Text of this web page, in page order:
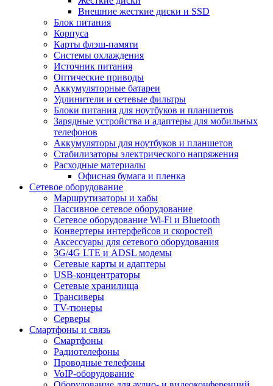
Внешние жесткие диски и SSD
Блок питания
Корпуса
Карты флэш-памяти
Системы охлаждения
Источник питания
Оптические приводы
Аккумуляторные батареи
Удлинители и сетевые фильтры
Блоки питания для ноутбуков и планшетов
Зарядные устройства и адаптеры для мобильных
телефонов
Аккумуляторы для ноутбуков и планшетов
Стабилизаторы электрического напряжения
Расходные материалы
Офисная бумага и пленка
Сетевое оборудование
Маршрутизаторы и хабы
Пассивное сетевое оборудование
Сетевое оборудование Wi-Fi и Bluetooth
Конвертеры интерфейсов и скоростей
Аксессуары для сетевого оборудования
3G/4G LTE и ADSL модемы
Сетевые карты и адаптеры
USB-концентраторы
Сетевые хранилища
Трансиверы
TV-тюнеры
Серверы
Смартфоны и связь
Смартфоны
Радиотелефоны
Проводные телефоны
VoIP-оборудование